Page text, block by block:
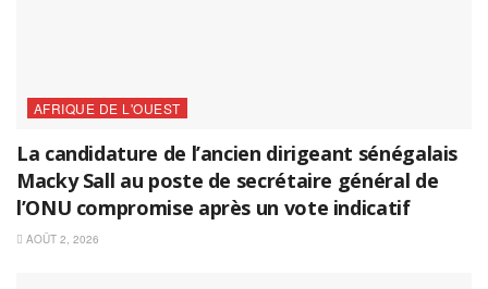
AFRIQUE DE L'OUEST
La candidature de l’ancien dirigeant sénégalais
Macky Sall au poste de secrétaire général de
l’ONU compromise après un vote indicatif
AOÛT 2, 2026